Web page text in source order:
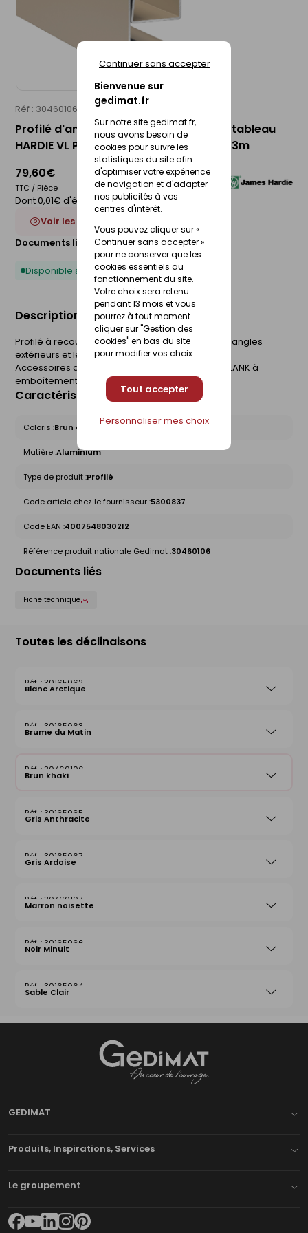
Bienvenue sur
gedimat.fr
Sur notre site gedimat.fr,
nous avons besoin de
cookies pour suivre les
statistiques du site afin
d'optimiser votre expérience
de navigation et d'adapter
nos publicités à vos
centres d'intérêt.
Vous pouvez cliquer sur «
Continuer sans accepter »
pour ne conserver que les
cookies essentiels au
fonctionnement du site.
Votre choix sera retenu
pendant 13 mois et vous
pourrez à tout moment
cliquer sur "Gestion des
cookies" en bas du site
pour modifier vos choix.
Tout accepter
Continuer sans accepter
Personnaliser mes choix
Réf : 30460106 JAMES HARDIE
Profilé d'angle sortant et de retour de tableau
HARDIE VL PLANK brun kaki- 31 x 31 mm 3m
79,60€
TTC / Pièce
Dont 0,01€ d'éco-participation
Voir les 8 déclinaisons
Documents liés :
Fiche technique
Disponible sous 10 jours
Description du produit
Profilé à recouvrement permettant de traiter les angles
extérieurs et les angles de fenêtres.
Accessoires de pose pour bardage HARDIE VL PLANK à
emboîtement.
Caractéristiques du produit
Coloris :Brun et nuances
Matière :Aluminium
Type de produit :Profilé
Code article chez le fournisseur :5300837
Code EAN :4007548030212
Référence produit nationale Gedimat :30460106
Documents liés
Fiche technique
Toutes les déclinaisons
30165062
Blanc Arctique
30165063
Brume du Matin
30460106
Brun khaki
30165065
Gris Anthracite
30165067
Gris Ardoise
30460107
Marron noisette
30165066
Noir Minuit
30165064
Sable Clair
GEDIMAT
Produits, Inspirations, Services
Le groupement